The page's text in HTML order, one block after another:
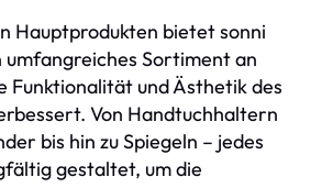
Hauptprodukten bietet sonni
umfangreiches Sortiment an
Funktionalität und Ästhetik des
Von Handtuchhaltern
bis hin zu Spiegeln – jedes
gestaltet, um die